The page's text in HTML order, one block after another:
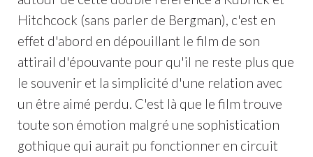
Hitchcock (sans parler de Bergman), c'est en
effet d'abord en dépouillant le film de son
attirail d'épouvante pour qu'il ne reste plus que
le souvenir et la simplicité d'une relation avec
un être aimé perdu. C'est là que le film trouve
toute son émotion malgré une sophistication
gothique qui aurait pu fonctionner en circuit